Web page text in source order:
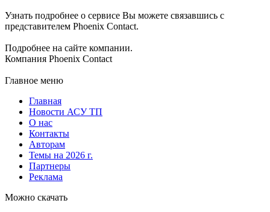
Узнать подробнее о сервисе Вы можете связавшись с
представителем Phoenix Contact.
Подробнее на сайте компании.
Компания Phoenix Contact
Главное меню
Главная
Новости АСУ ТП
О нас
Контакты
Авторам
Темы на 2026 г.
Партнеры
Реклама
Можно скачать